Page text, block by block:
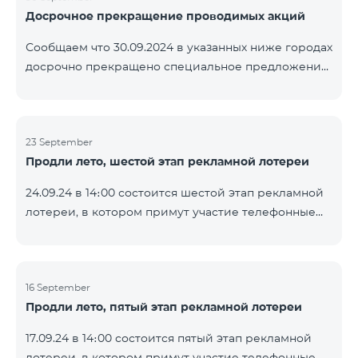
помощью генератора случайных чисел. Следите за
YouTube. Подробнее:
https://www.telecomarmenia.am/ru/B2S
Досрочное прекращение проводимых акций
Сообщаем что 30.09.2024 в указанных ниже городах
досрочно прекращено специальное предложение,
9900. Вайк Чаренцаван Ванадзор
23 September
Продли лето, шестой этап рекламной лотереи
24.09.24 в 14։00 состоится шестой этап рекламной
лотереи, в котором примут участие телефонные
Выигравшие номера телефонов будут выбраны с
помощью генератора случайных чисел. Следите за
YouTube. Подробнее:
16 September
Продли лето, пятый этап рекламной лотереи
17.09.24 в 14։00 состоится пятый этап рекламной